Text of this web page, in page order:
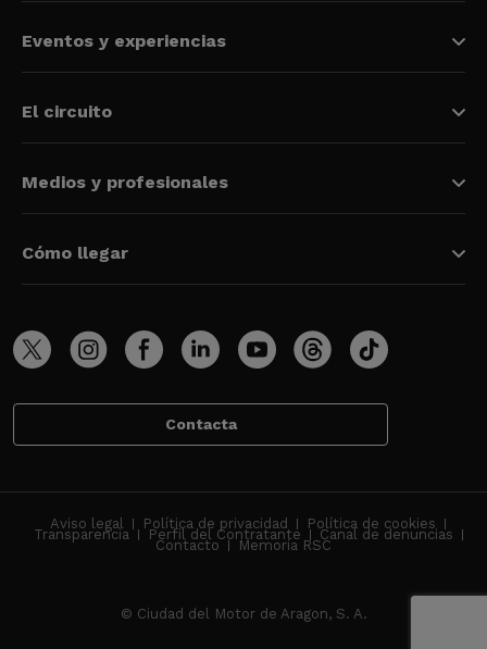
Eventos y experiencias
El circuito
Medios y profesionales
Cómo llegar
Contacta
Aviso legal Política de privacidad Política de cookies
Transparencia Perfil del Contratante Canal de denuncias
Contacto Memoria RSC
© Ciudad del Motor de Aragon, S. A.